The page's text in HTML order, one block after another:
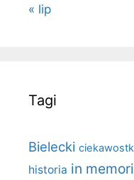
« lip
Tagi
Bielecki
historia in